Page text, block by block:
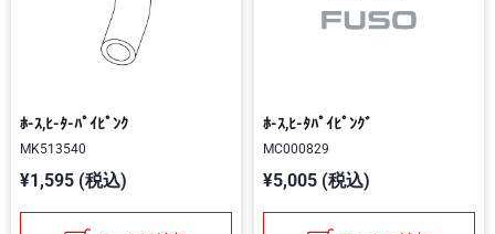
ﾎ-ｽ,ﾋ-ﾀ-ﾊﾟｲﾋﾟﾝｸ
MK513540
¥1,595 (税込)
ﾎ-ｽ,ﾋ-ﾀﾊﾟｲﾋﾟﾝｸﾞ
MC000829
¥5,005 (税込)